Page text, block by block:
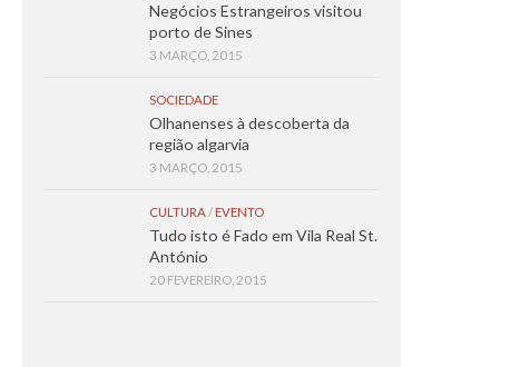
Negócios Estrangeiros visitou
porto de Sines
3 MARÇO, 2015
SOCIEDADE
Olhanenses à descoberta da
região algarvia
3 MARÇO, 2015
CULTURA/ EVENTO
Tudo isto é Fado em Vila Real St.
António
20 FEVEREIRO, 2015